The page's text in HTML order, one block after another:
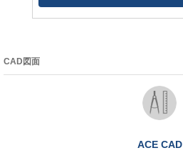
CAD図面
ACE CAD